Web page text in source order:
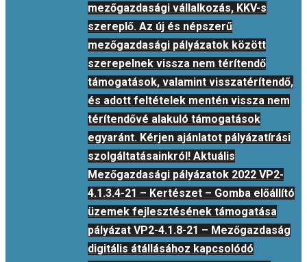
mezőgazdasági vállalkozás, KKV-s
szereplő. Az új és népszerű
mezőgazdasági pályázatok között
szerepelnek vissza nem térítendő
támogatások, valamint visszatérítendő,
és adott feltételek mentén vissza nem
térítendővé alakuló támogatások
egyaránt. Kérjen ajánlatot pályázatírási
szolgáltatásainkról! Aktuális
Mezőgazdasági pályázatok 2022 VP2-
4.1.3.4-21 – Kertészet – Gomba előállító
üzemek fejlesztésének támogatása
pályázat VP2-4.1.8-21 – Mezőgazdaság
digitális átállásához kapcsolódó